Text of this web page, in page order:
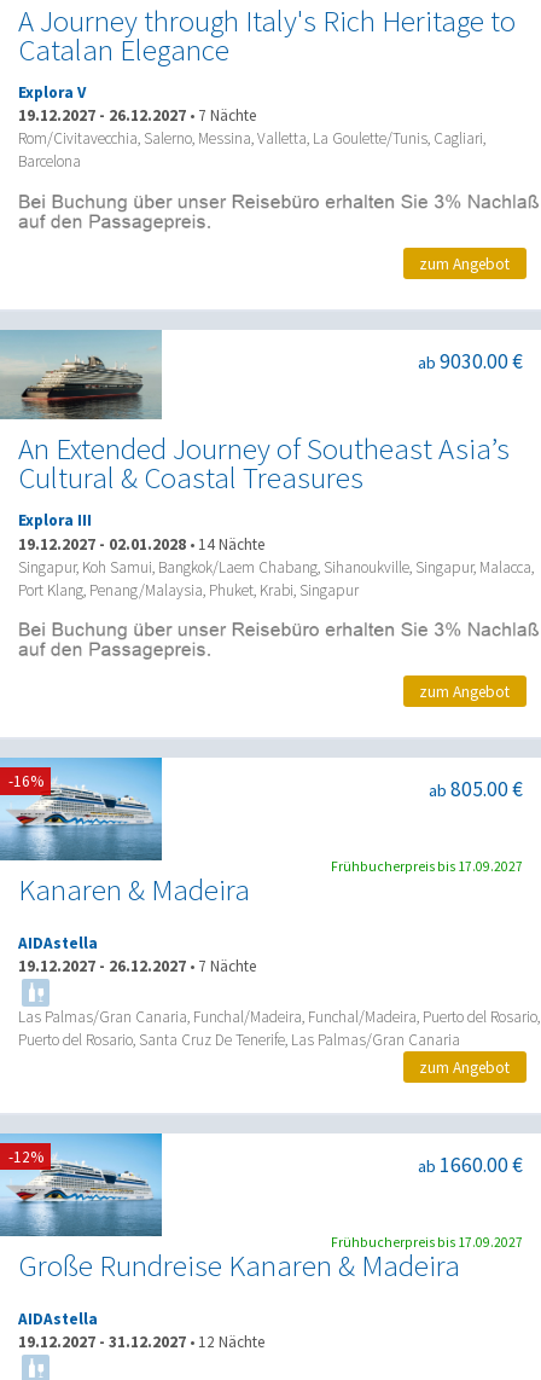
A Journey through Italy's Rich Heritage to
Catalan Elegance
Explora V
19.12.2027 - 26.12.2027 • 7 Nächte
Rom/Civitavecchia, Salerno, Messina, Valletta, La Goulette/Tunis, Cagliari,
Barcelona
zum Angebot
An Extended Journey of Southeast Asia’s
Cultural & Coastal Treasures
ab 9030.00 €
Explora III
19.12.2027 - 02.01.2028 • 14 Nächte
Singapur, Koh Samui, Bangkok/Laem Chabang, Sihanoukville, Singapur, Malacca,
Port Klang, Penang/Malaysia, Phuket, Krabi, Singapur
zum Angebot
Kanaren & Madeira
ab 805.00 €
AIDAstella
19.12.2027 - 26.12.2027 • 7 Nächte
Las Palmas/Gran Canaria, Funchal/Madeira, Funchal/Madeira, Puerto del Rosario,
Puerto del Rosario, Santa Cruz De Tenerife, Las Palmas/Gran Canaria
-16%
Frühbucherpreis bis 17.09.2027
zum Angebot
Große Rundreise Kanaren & Madeira
ab 1660.00 €
AIDAstella
19.12.2027 - 31.12.2027 • 12 Nächte
-12%
Frühbucherpreis bis 17.09.2027